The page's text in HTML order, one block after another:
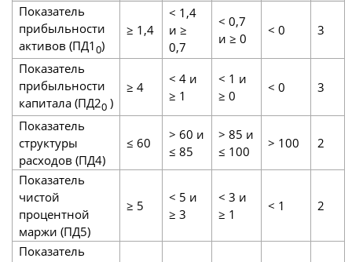
Показатель
прибыльности
активов (ПД10)
≥ 1,4
< 1,4
и ≥
0,7
< 0,7
и ≥ 0
< 0 3
Показатель
прибыльности
капитала (ПД20)
≥ 4
< 4 и
≥ 1
< 1 и
≥ 0
< 0 3
Показатель
структуры
расходов (ПД4)
≤ 60
> 60 и
≤ 85
> 85 и
≤ 100
> 100 2
Показатель
чистой
процентной
маржи (ПД5)
≥ 5
< 5 и
≥ 3
< 3 и
≥ 1
< 1 2
Показатель